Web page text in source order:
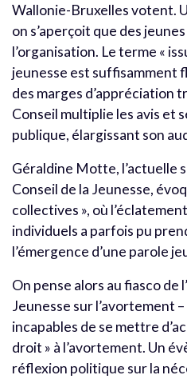
Wallonie-Bruxelles votent.
on s’aperçoit que des
l’organisation. Le terme «
jeunesse est suffisamment
des marges d’appréciation
Conseil multiplie les avis et
publique, élargissant son
Géraldine Motte, l’actuelle
Conseil de la Jeunesse,
collectives », où
individuels a parfois pu
l’émergence d’une parole
On pense alors au fiasco de
Jeunesse sur l’avortement
incapables de se mettre
droit » à l’avortement. Un
réflexion politique sur la